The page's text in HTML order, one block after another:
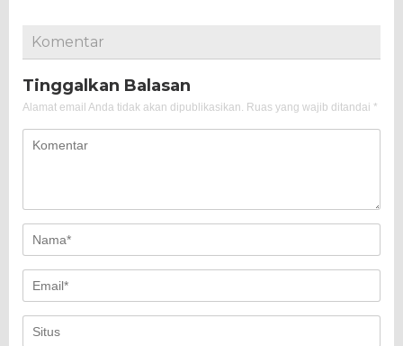
Komentar
Tinggalkan Balasan
Alamat email Anda tidak akan dipublikasikan. Ruas yang wajib ditandai *